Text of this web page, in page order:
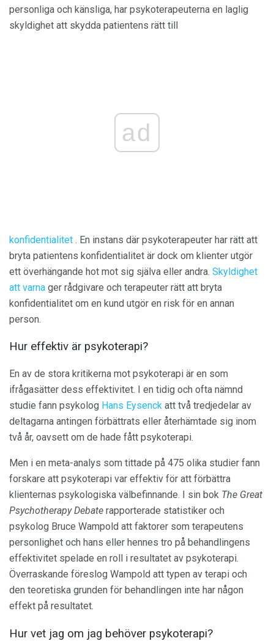
personliga och känsliga, har psykoterapeuterna en laglig
skyldighet att skydda patientens rätt till
ad
konfidentialitet . En instans där psykoterapeuter har rätt att
bryta patientens konfidentialitet är dock om klienter utgör
ett överhängande hot mot sig själva eller andra. Skyldighet
att varna ger rådgivare och terapeuter rätt att bryta
konfidentialitet om en kund utgör en risk för en annan
person.
Hur effektiv är psykoterapi?
En av de stora kritikerna mot psykoterapi är en som
ifrågasätter dess effektivitet. I en tidig och ofta nämnd
studie fann psykolog Hans Eysenck att två tredjedelar av
deltagarna antingen förbättrats eller återhämtade sig inom
två år, oavsett om de hade fått psykoterapi.
Men i en meta-analys som tittade på 475 olika studier fann
forskare att psykoterapi var effektiv för att förbättra
klienternas psykologiska välbefinnande. I sin bok The Great
Psychotherapy Debate rapporterade statistiker och
psykolog Bruce Wampold att faktorer som terapeutens
personlighet och hans eller hennes tro på behandlingens
effektivitet spelade en roll i resultatet av psykoterapi.
Överraskande föreslog Wampold att typen av terapi och
den teoretiska grunden för behandlingen inte har någon
effekt på resultatet.
Hur vet jag om jag behöver psykoterapi?